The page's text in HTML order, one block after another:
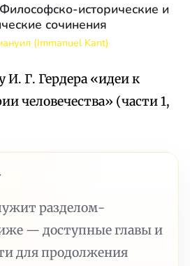
исторические и
сочинения
(Immanuel Kant)
И. Г. Гердера «идеи к
человечества» (части 1,
разделом-
— доступные главы и
для продолжения